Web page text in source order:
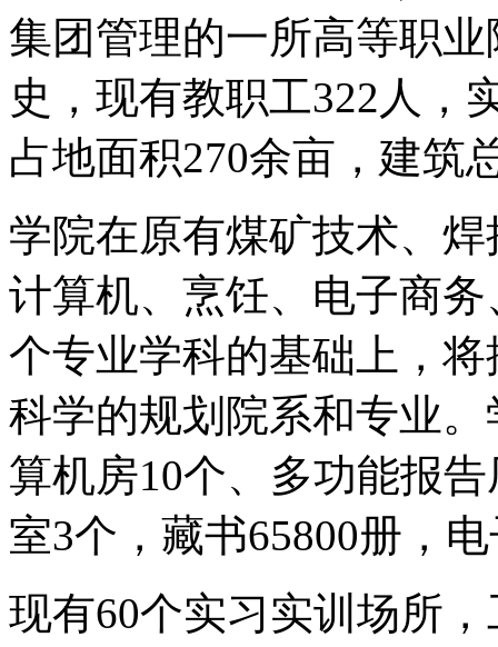
集团管理的一所高等职
史，现有教职工322人，
占地面积270余亩，建筑
学院在原有煤矿技术、
计算机、烹饪、电子商
个专业学科的基础上，
科学的规划院系和专业
算机房10个、多功能报
室3个，藏书65800册，
现有60个实习实训场所